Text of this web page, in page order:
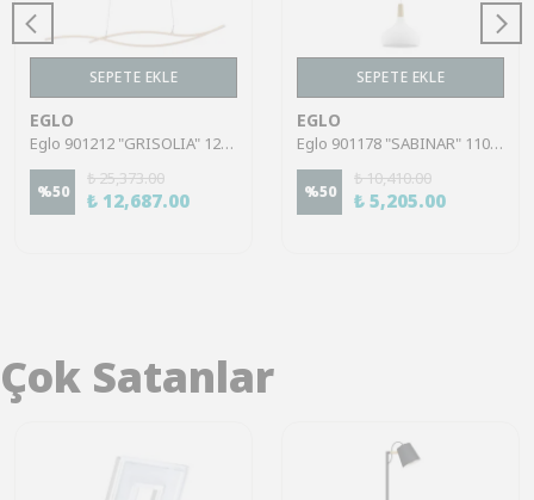
SEPETE EKLE
EGLO
Eglo 901212 "GRISOLIA" 120 Cm Yüksekliğinde Çelik, Plastik Kahverengi Sarkıt Avize
%50
₺ 25,373.00
₺ 12,687.00
SEPETE EKLE
EGLO
Eglo 901178 "SABINAR" 110 Cm Yüksekliğinde 25 Cm Çapında Çelik Sarkıt Avize
%50
₺ 10,410.00
₺ 5,205.00
Çok Satanlar